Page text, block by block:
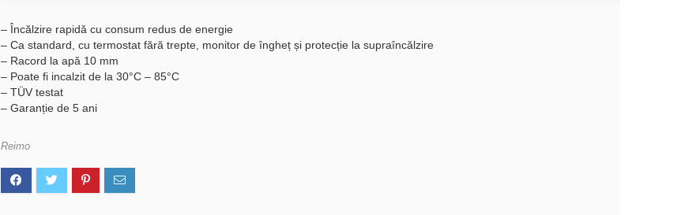
– Încălzire rapidă cu consum redus de energie
– Ca standard, cu termostat fără trepte, monitor de îngheț și protecție la supraîncălzire
– Racord la apă 10 mm
– Poate fi incalzit de la 30°C – 85°C
– TÜV testat
– Garanție de 5 ani
Reimo